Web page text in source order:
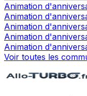
Animation
Animation
Animation
Animation
Animation
Voir toutes les